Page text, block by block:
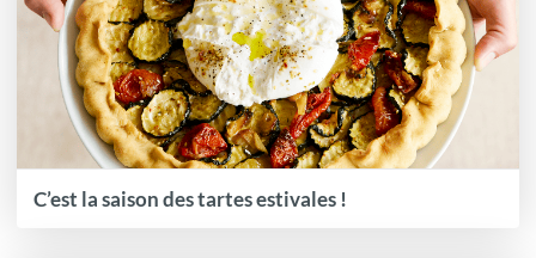
C’est la saison des tartes estivales !